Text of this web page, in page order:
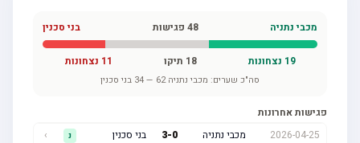
מכבי נתניה 48פגישות בני סכנין
19נצחונות 18תיקו נצחונות
סה"כ שערים:מכבי נתניה 62
—
34 בני סכנין
פגישות אחרונות
2026-04-25
מכבי נתניה 3 בני סכנין